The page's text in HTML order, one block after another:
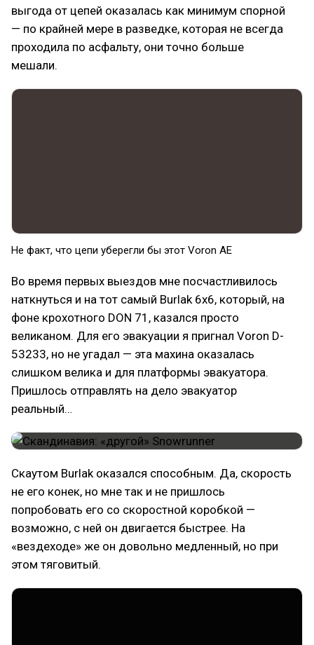
выгода от цепей оказалась как минимум спорной
— по крайней мере в разведке, которая не всегда
проходила по асфальту, они точно больше
мешали.
Не факт, что цепи уберегли бы этот Voron AE
Во время первых выездов мне посчастливилось
наткнуться и на тот самый Burlak 6x6, который, на
фоне крохотного DON 71, казался просто
великаном. Для его эвакуации я пригнал Voron D-
53233, но не угадал — эта махина оказалась
слишком велика и для платформы эвакуатора.
Пришлось отправлять на дело эвакуатор
реальный…
Скаутом Burlak оказался способным. Да, скорость
не его конек, но мне так и не пришлось
попробовать его со скоростной коробкой —
возможно, с ней он двигается быстрее. На
«вездеходе» же он довольно медленный, но при
этом тяговитый.